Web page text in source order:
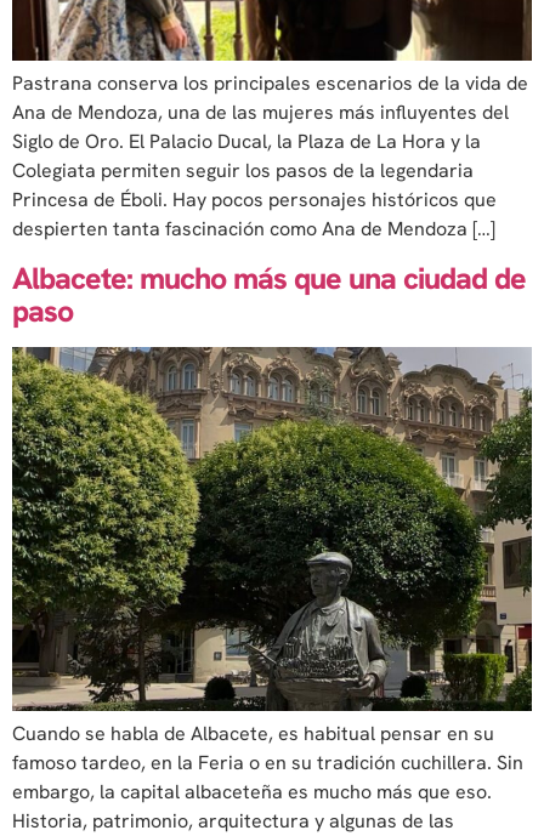
Pastrana conserva los principales escenarios de la vida de
Ana de Mendoza, una de las mujeres más influyentes del
Siglo de Oro. El Palacio Ducal, la Plaza de La Hora y la
Colegiata permiten seguir los pasos de la legendaria
Princesa de Éboli. Hay pocos personajes históricos que
despierten tanta fascinación como Ana de Mendoza […]
Albacete: mucho más que una ciudad de
paso
Cuando se habla de Albacete, es habitual pensar en su
famoso tardeo, en la Feria o en su tradición cuchillera. Sin
embargo, la capital albaceteña es mucho más que eso.
Historia, patrimonio, arquitectura y algunas de las